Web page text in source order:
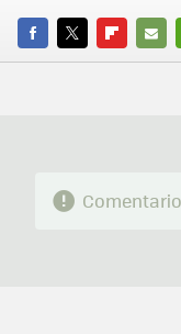
FACEBOOK
TWITTERFLIPBOARD
E-